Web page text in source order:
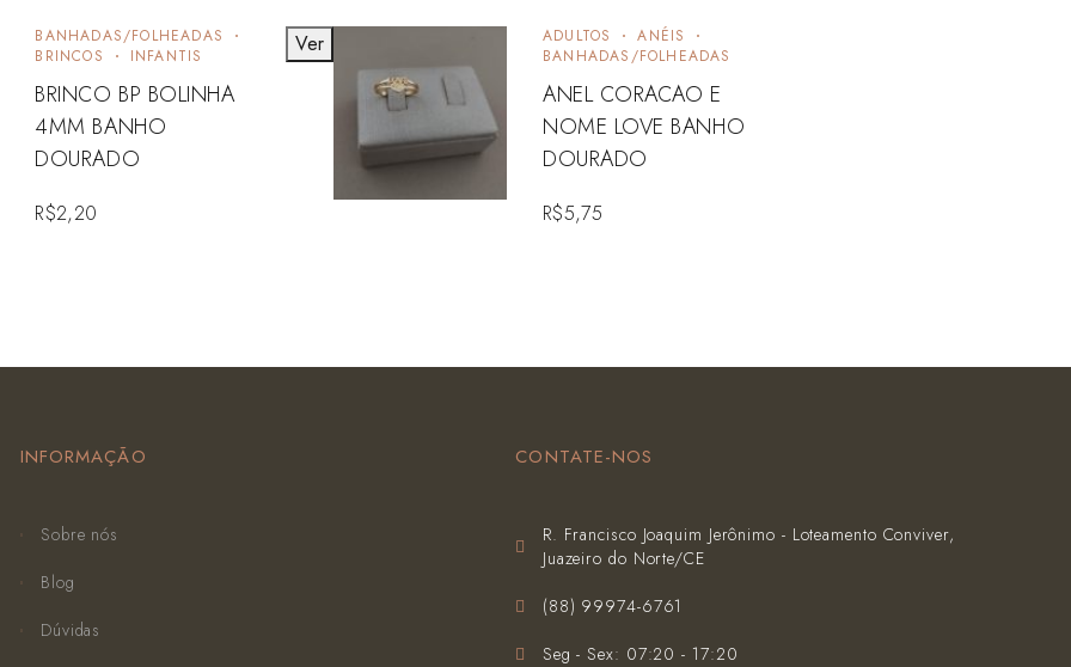
BANHADAS/FOLHEADAS
BRINCOS
INFANTIS
BRINCO BP BOLINHA
4MM BANHO
DOURADO
R$2,20
ADULTOS
ANÉIS
BANHADAS/FOLHEADAS
ANEL CORACAO E
NOME LOVE BANHO
DOURADO
R$5,75
Ver
INFORMAÇÃO
Sobre nós
Blog
Dúvidas
CONTATE-NOS
R. Francisco Joaquim Jerônimo - Loteamento Conviver,
Juazeiro do Norte/CE
(‪88) 99974-6761‬
Seg - Sex: 07:20 - 17:20